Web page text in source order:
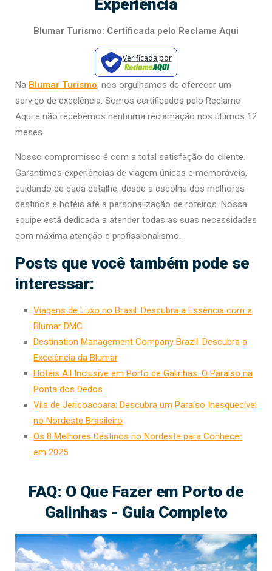
Experiência
Blumar Turismo: Certificada pelo Reclame Aqui
Verificada por
Na Blumar Turismo, nos orgulhamos de oferecer um
serviço de excelência. Somos certificados pelo Reclame
Aqui e não recebemos nenhuma reclamação nos últimos 12
meses.
Nosso compromisso é com a total satisfação do cliente.
Garantimos experiências de viagem únicas e memoráveis,
cuidando de cada detalhe, desde a escolha dos melhores
destinos e hotéis até a personalização de roteiros. Nossa
equipe está dedicada a atender todas as suas necessidades
com máxima atenção e profissionalismo.
Posts que você também pode se
interessar:
Viagens de Luxo no Brasil: Descubra a Essência com a
Blumar DMC
Destination Management Company Brazil: Descubra a
Excelência da Blumar
Hotéis All Inclusive em Porto de Galinhas: O Paraíso na
Ponta dos Dedos
Vila de Jericoacoara: Descubra um Paraíso Inesquecível
no Nordeste Brasileiro
Os 8 Melhores Destinos no Nordeste para Conhecer
em 2025
FAQ: O Que Fazer em Porto de
Galinhas - Guia Completo